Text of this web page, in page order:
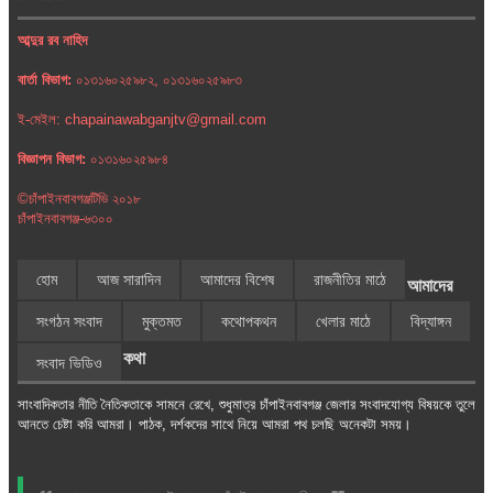
আব্দুর রব নাহিদ
বার্তা বিভাগ: ০১৩১৬০২৫৯৮২, ০১৩১৬০২৫৯৮৩
ই-মেইল: chapainawabganjtv@gmail.com
বিজ্ঞাপন বিভাগ: ০১৩১৬০২৫৯৮৪
©চাঁপাইনবাবগঞ্জটিভি ২০১৮
চাঁপাইনবাবগঞ্জ-৬৩০০
হোম আজ সারাদিন আমাদের বিশেষ রাজনীতির মাঠে
সংগঠন সংবাদ মুক্তমত কথোপকথন খেলার মাঠে বিদ্যাঙ্গন
সংবাদ ভিডিও
আমাদের
কথা
সাংবাদিকতার নীতি নৈতিকতাকে সামনে রেখে, শুধুমাত্র চাঁপাইনবাবগঞ্জ জেলার সংবাদযোগ্য বিষয়কে তুলে
আনতে চেষ্টা করি আমরা। পাঠক, দর্শকদের সাথে নিয়ে আমরা পথ চলছি অনেকটা সময়।